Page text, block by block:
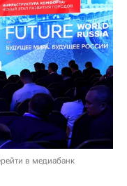
в медиабанк